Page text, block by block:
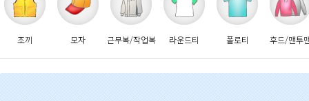
조끼 모자 근무복/작업복 라운드티 폴로티 후드/맨투